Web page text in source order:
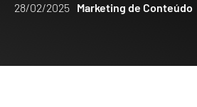
28/02/2025 Marketing de Conteúdo